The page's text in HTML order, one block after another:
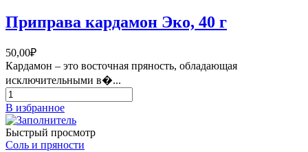
Приправа кардамон Эко, 40 г
50,00₽
Кардамон – это восточная пряность, обладающая
исключительными в�...
Количество
товара
Приправа
кардамон
Эко,
В избранное
Быстрый просмотр
Соль и пряности